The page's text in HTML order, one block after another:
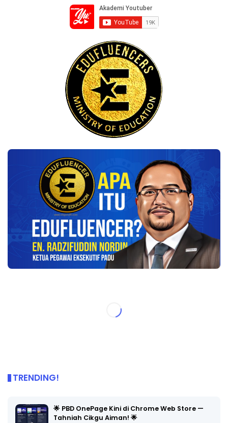
TRENDING!
🌟 PBD OnePage Kini di Chrome Web Store —
Tahniah Cikgu Aiman! 🌟